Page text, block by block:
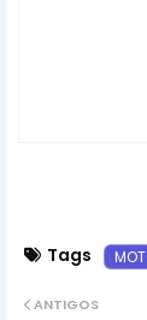
Tags
ANTIGOS